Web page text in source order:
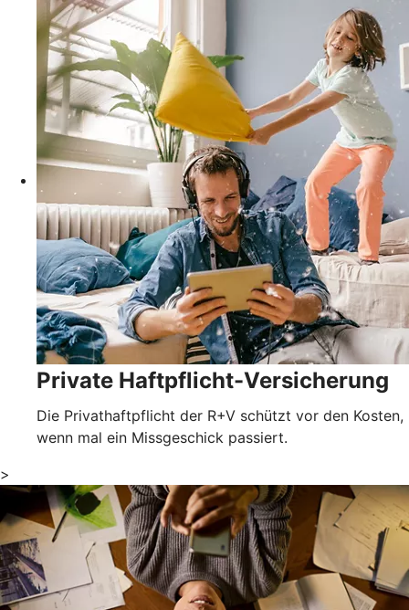
Private Haftpflicht-Versicherung
Die Privathaftpflicht der R+V schützt vor den Kosten,
wenn mal ein Missgeschick passiert.
>